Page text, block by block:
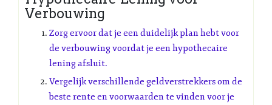
Verbouwing
Zorg ervoor dat je een duidelijk plan hebt voor
de verbouwing voordat je een hypothecaire
lening afsluit.
Vergelijk verschillende geldverstrekkers om de
beste rente en voorwaarden te vinden voor je